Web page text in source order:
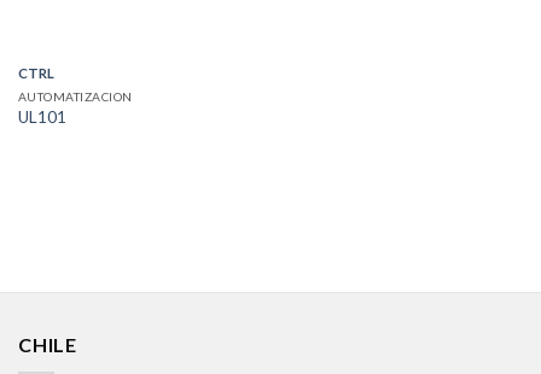
CTRL
AUTOMATIZACION
UL101
CHILE